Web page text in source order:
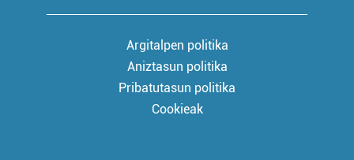
Argitalpen politika
Aniztasun politika
Pribatutasun politika
Cookieak